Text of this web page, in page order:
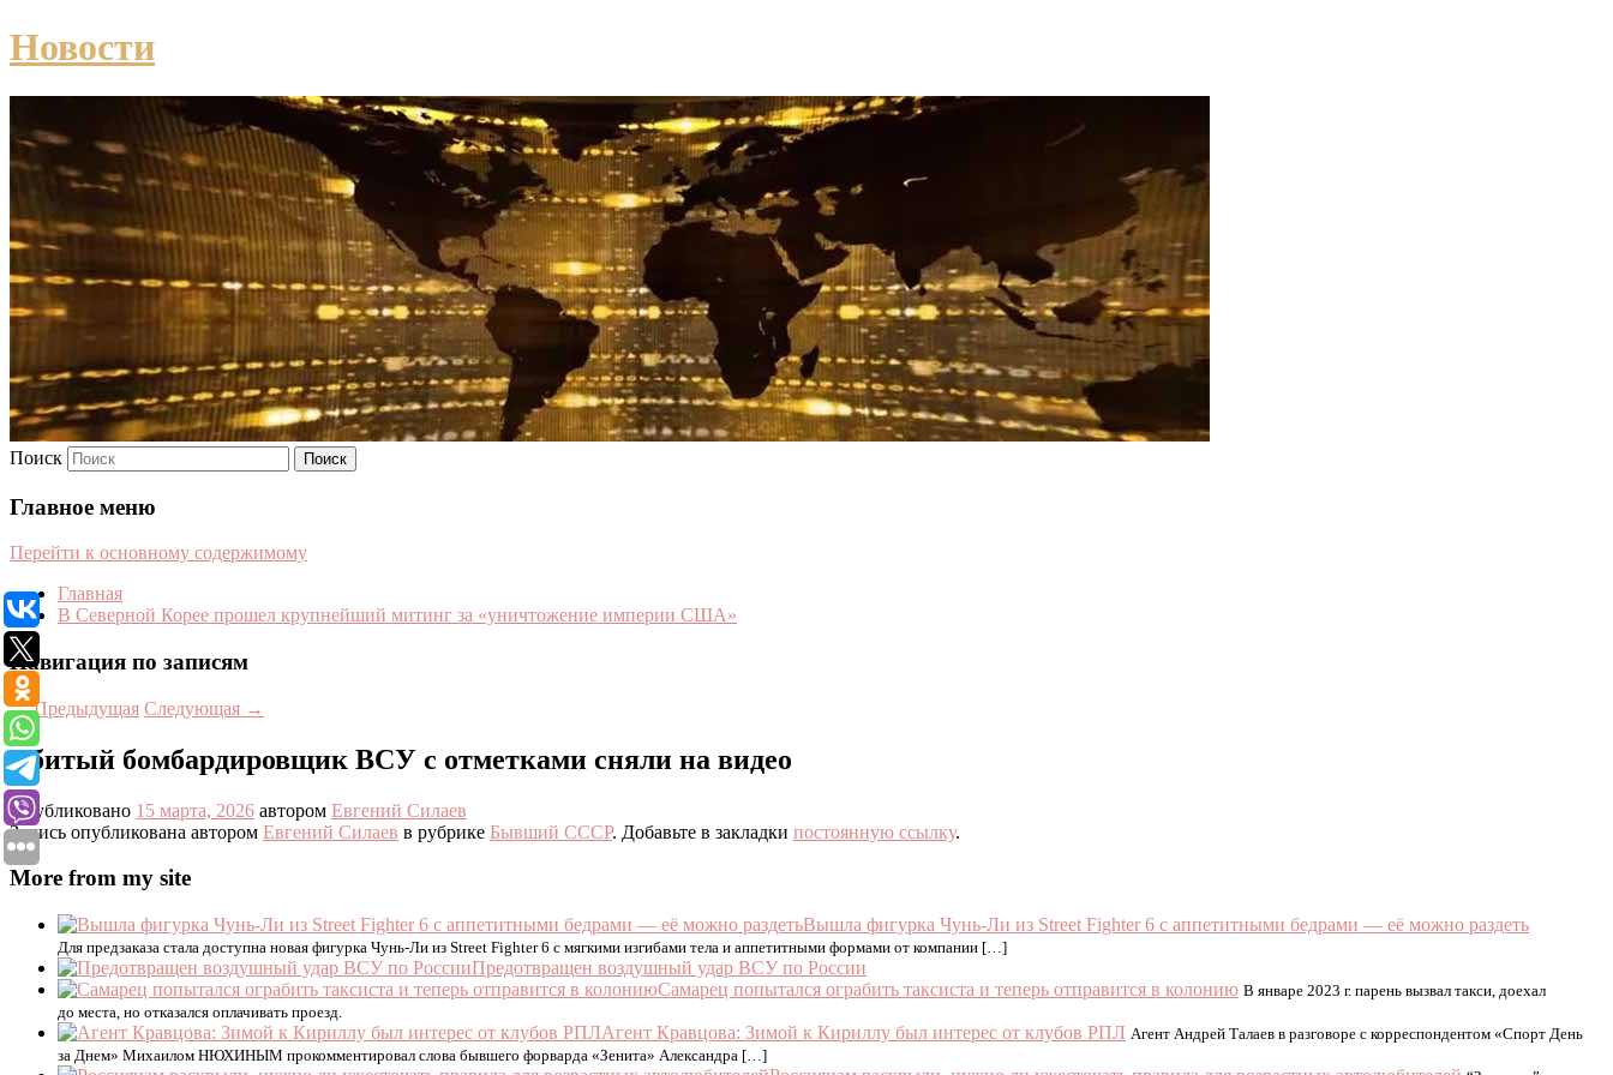
Новости
Поиск
Главное меню
Перейти к основному содержимому
Главная
В Северной Корее прошел крупнейший митинг за «уничтожение империи США»
Навигация по записям
←Предыдущая Следующая →
Сбитый бомбардировщик ВСУ с отметками сняли на видео
Опубликовано 15 марта, 2026 автором Евгений Силаев
Запись опубликована автором Евгений Силаев в рубрике Бывший СССР. Добавьте в закладки постоянную ссылку.
More from my site
Вышла фигурка Чунь-Ли из Street Fighter 6 с аппетитными бедрами — еë можно раздеть
Для предзаказа стала доступна новая фигурка Чунь-Ли из Street Fighter 6 с мягкими изгибами тела и аппетитными формами от компании […]
Предотвращен воздушный удар ВСУ по России
Самарец попытался ограбить таксиста и теперь отправится в колонию В январе 2023 г. парень вызвал такси, доехал
до места, но отказался оплачивать проезд.
Агент Кравцова: Зимой к Кириллу был интерес от клубов РПЛ Агент Андрей Талаев в разговоре с корреспондентом «Спорт День
за Днем» Михаилом НЮХИНЫМ прокомментировал слова бывшего форварда «Зенита» Александра […]